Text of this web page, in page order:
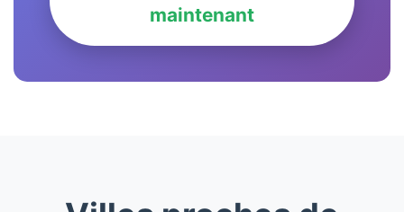
maintenant